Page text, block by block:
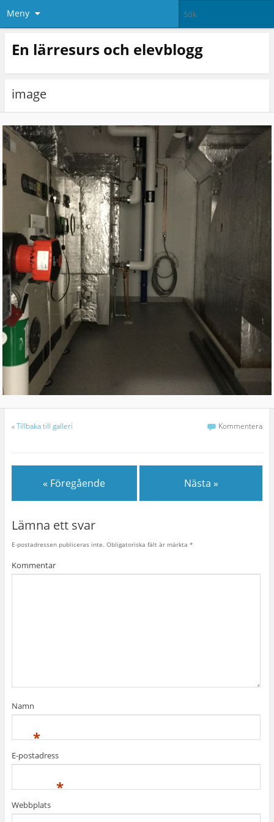
Meny
En lärresurs och elevblogg
image
«Tillbaka till galleri Kommentera
« Föregående Nästa »
Lämna ett svar
E-postadressen publiceras inte. Obligatoriska fält är märkta *
Kommentar
Namn
*
E-postadress
*
Webbplats